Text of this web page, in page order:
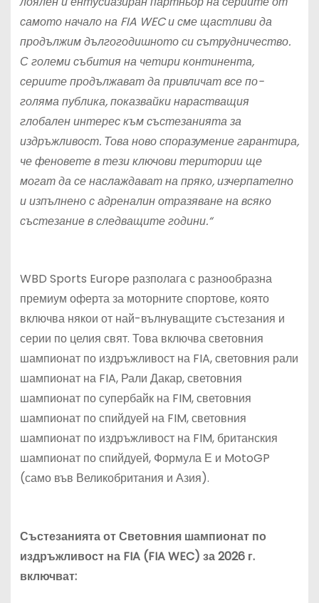
самото начало на FIA WEC и сме щастливи да
продължим дългогодишното си сътрудничество.
С големи събития на четири континента,
сериите продължават да привличат все по-
голяма публика, показвайки нарастващия
глобален интерес към състезанията за
издръжливост. Това ново споразумение гарантира,
че феновете в тези ключови територии ще
могат да се наслаждават на пряко, изчерпателно
и изпълнено с адреналин отразяване на всяко
състезание в следващите години.“
WBD Sports Europe разполага с разнообразна
премиум оферта за моторнитеспортове, която
включва някои от най-вълнуващите състезания и
серии по целия свят. Това включвасветовния
шампионат по издръжливост на FIA,световния рали
шампионат на FIA, Рали Дакар,световния
шампионат по супербайк на FIM,световния
шампионат по спийдуей на FIM,световния
шампионат по издръжливост на FIM, британския
шампионат по спийдуей, Формула Е и MotoGP
(само във Великобритания и Азия).
Състезанията от Световния шампионат по
издръжливост на FIA (FIA WEC) за 2026 г.
включват: